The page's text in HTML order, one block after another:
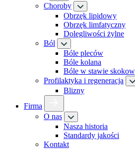
Choroby
Obrzęk lipidowy
Obrzęk limfatyczny
Dolegliwości żylne
Ból
Bóle pleców
Bóle kolana
Bóle w stawie
Profilaktyka i regeneracja
Blizny
Firma
O nas
Nasza historia
Standardy jakości
Kontakt